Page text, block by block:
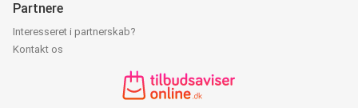
Partnere
Interesseret i partnerskab?
Kontakt os